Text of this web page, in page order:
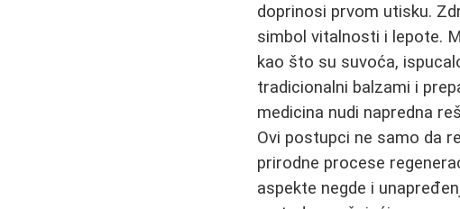
doprinosi prvom utisku.
simbol vitalnosti i lepote.
kao što su suvoća,
tradicionalni balzami i
medicina nudi napredna
Ovi postupci ne samo da
prirodne procese
aspekte negde i